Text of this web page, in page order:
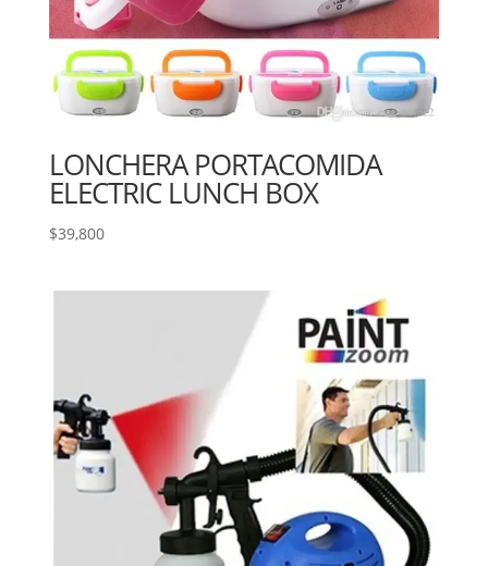
LONCHERA PORTACOMIDA
ELECTRIC LUNCH BOX
$39,800